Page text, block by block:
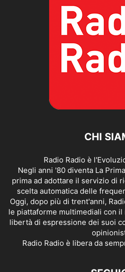
CHI
Radio Radio è
Negli anni '80 diventa La
prima ad adottare il servizio di
scelta automatica delle
Oggi, dopo più di trent'anni,
le piattaforme multimediali con il
libertà di espressione dei suoi
Radio Radio è libera da